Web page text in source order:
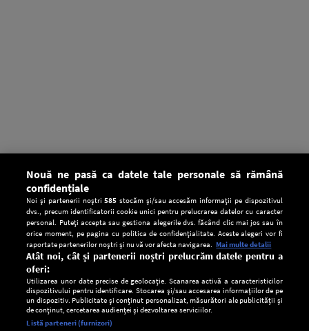
Setări:
Nouă ne pasă ca datele tale personale să rămână
confidențiale
Noi și partenerii noștri585 stocăm și/sau accesăm informații pe dispozitivul
dvs., precum identificatorii cookie unici pentru prelucrarea datelor cu caracter
personal. Puteți accepta sau gestiona alegerile dvs. făcând clic mai jos sau în
orice moment, pe pagina cu politica de confidențialitate. Aceste alegeri vor fi
raportate partenerilor noștri și nu vă vor afecta navigarea. Mai multe detalii
Atât noi, cât și partenerii noștri prelucrăm datele pentru a
oferi:
Utilizarea unor date precise de geolocație. Scanarea activă a caracteristicilor
dispozitivului pentru identificare. Stocarea și/sau accesarea informațiilor de pe
un dispozitiv. Publicitate și conținut personalizat, măsurători ale publicității și
de conținut, cercetarea audienței și dezvoltarea serviciilor.
Listă parteneri (furnizori)